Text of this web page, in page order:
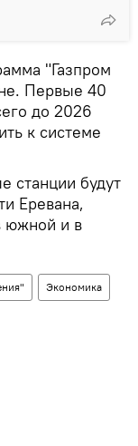
"Газпром
Первые 40
до 2026
к системе
станции будут
Еревана,
южной и в
Экономика